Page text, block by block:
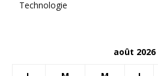
Technologie
août 2026